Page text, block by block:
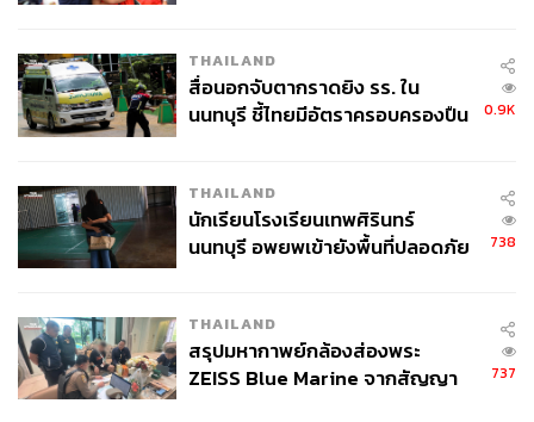
THAILAND
สื่อนอกจับตากราดยิง รร. ใน
นนทบุรี ชี้ไทยมีอัตราครอบครองปืน
0.9K
THAILAND
นักเรียนโรงเรียนเทพศิรินทร์
นนทบุรี อพยพเข้ายังพื้นที่ปลอดภัย
738
THAILAND
สรุปมหากาพย์กล้องส่องพระ
ZEISS Blue Marine จากสัญญา
737